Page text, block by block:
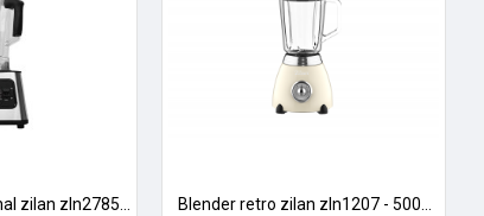
Blender profesional zilan zln2785 - 1100w, vas din plastic 2l, 15 viteze + pulse, lame inox 3d Blender retro zilan zln1207 - 500w, 1.5l, design vintage cu tehnologie moderna, vas sticla, otel inoxidabil